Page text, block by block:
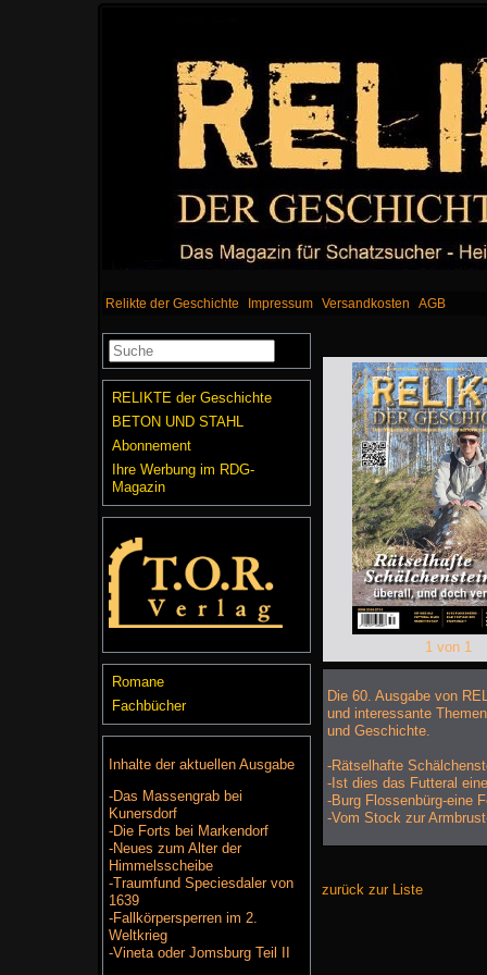
Relikte der Geschichte Impressum Versandkosten AGB
RELIKTE der Geschichte
BETON UND STAHL
Abonnement
Ihre Werbung im RDG-
Magazin
Romane
Fachbücher
Inhalte der aktuellen Ausgabe
-Das Massengrab bei
Kunersdorf
-Die Forts bei Markendorf
-Neues zum Alter der
Himmelsscheibe
-Traumfund Speciesdaler von
1639
-Fallkörpersperren im 2.
Weltkrieg
-Vineta oder Jomsburg Teil II
1 von 1
Die 60. Ausgabe von
und interessante
und Geschichte.
-Rätselhafte
-Ist dies das Futteral
-Burg Flossenbürg-eine
-Vom Stock zur
zurück zur Liste